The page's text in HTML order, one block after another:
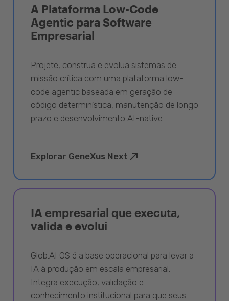
A Plataforma Low-Code
Agentic para Software
Empresarial
Projete, construa e evolua sistemas de
missão crítica com uma plataforma low-
code agentic baseada em geração de
código determinística, manutenção de longo
prazo e desenvolvimento AI-native.
Explorar GeneXus Next
IA empresarial que executa,
valida e evolui
Glob.AI OS é a base operacional para levar a
IA à produção em escala empresarial.
Integra execução, validação e
conhecimento institucional para que seus